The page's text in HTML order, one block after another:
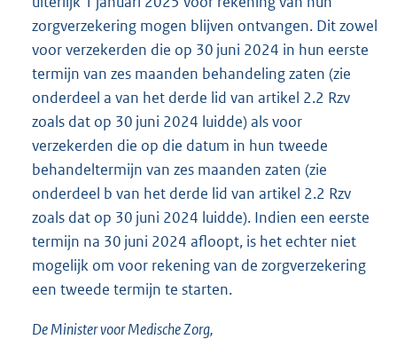
zorgverzekering mogen blijven ontvangen. Dit zowel
voor verzekerden die op 30 juni 2024 in hun eerste
termijn van zes maanden behandeling zaten (zie
onderdeel a van het derde lid van artikel 2.2 Rzv
zoals dat op 30 juni 2024 luidde) als voor
verzekerden die op die datum in hun tweede
behandeltermijn van zes maanden zaten (zie
onderdeel b van het derde lid van artikel 2.2 Rzv
zoals dat op 30 juni 2024 luidde). Indien een eerste
termijn na 30 juni 2024 afloopt, is het echter niet
mogelijk om voor rekening van de zorgverzekering
een tweede termijn te starten.
De Minister voor Medische Zorg,